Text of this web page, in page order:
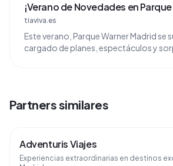
¡Verano de Novedades en
tiaviva.es
Este verano, Parque Warner Madrid se
cargado de planes, espectáculos y
Partners similares
Adventuris Viajes
Experiencias extraordinarias en destinos